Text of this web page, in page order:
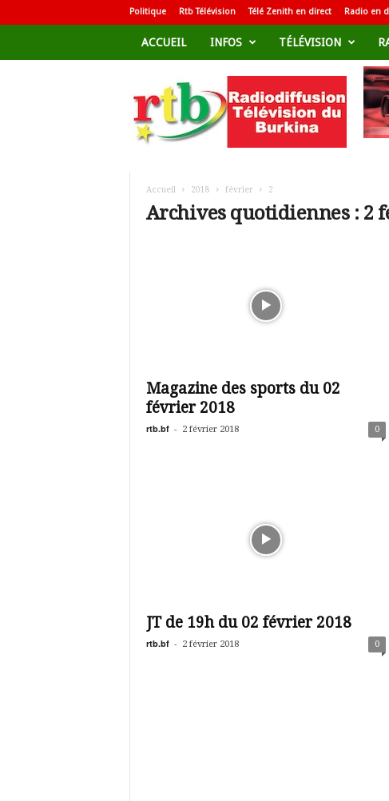
Politique Rtb Télévision Télé Zenith en direct Radio en
ACCUEIL INFOS TÉLÉVISION
d
i
Accueil 2018 février 2
Archives quotidiennes : 2
Magazine des sports du 02
février 2018
rtb.bf - 2 février 2018 0
JT de 19h du 02 février 2018
rtb.bf - 2 février 2018 0